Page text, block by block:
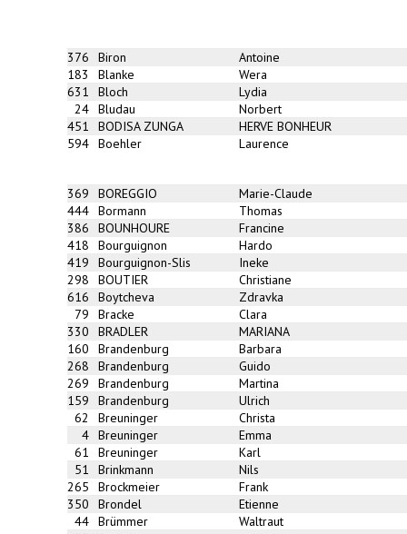
376 Biron
Antoine
183
Blanke
Wera
631
Bloch
Lydia
24 Bludau
Norbert
451
BODISA ZUNGA
HERVE BONHEUR
594 Boehler Laurence
369 BOREGGIO
Marie-Claude
444 Bormann
Thomas
386
BOUNHOURE
Francine
418
Bourguignon
Hardo
419
Bourguignon-Slis
Ineke
298
BOUTIER
Christiane
616
Boytcheva
Zdravka
79
Bracke
Clara
330
BRADLER
MARIANA
160
Brandenburg
Barbara
268
Brandenburg
Guido
269
Brandenburg
Martina
159
Brandenburg
Ulrich
62
Breuninger
Christa
4 Breuninger
Emma
61
Breuninger
Karl
51
Brinkmann
Nils
265
Brockmeier
Frank
350
Brondel
Etienne
44 Brümmer
Waltraut